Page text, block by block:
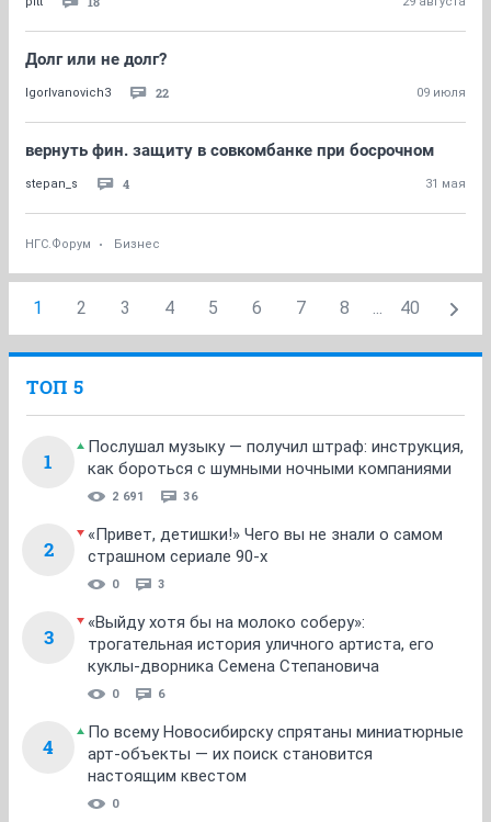
Долг или не долг?
IgorIvanovich3 22 09 июля
вернуть фин. защиту в совкомбанке при босрочном
stepan_s 4 31 мая
НГС.Форум Бизнес
1 2 3 4 5 6 7 8 ... 40
ТОП 5
1
Послушал музыку — получил штраф: инструкция,
как бороться с шумными ночными компаниями
2 691 36
2
«Привет, детишки!» Чего вы не знали о самом
страшном сериале 90-х
0 3
3
«Выйду хотя бы на молоко соберу»:
трогательная история уличного артиста, его
куклы-дворника Семена Степановича
0 6
4
По всему Новосибирску спрятаны миниатюрные
арт-объекты — их поиск становится
настоящим квестом
0